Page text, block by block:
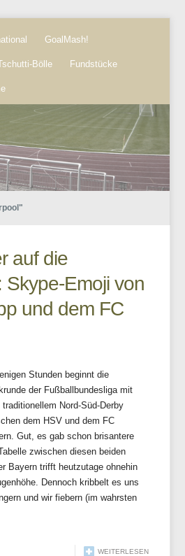
GoalMash!
Bölle Fundstücke
auf die
Skype-Emoji von
und dem FC
Stunden beginnt die
der Fußballbundesliga mit
traditionellem Nord-Süd-Derby
dem HSV und dem FC
Gut, es gab schon brisantere
zwischen diesen beiden
Bayern trifft heutzutage ohnehin
Dennoch kribbelt es uns
und wir fiebern (im wahrsten
WEITERLESEN